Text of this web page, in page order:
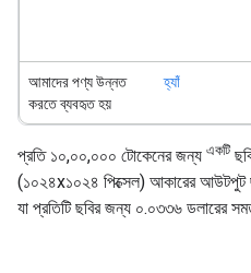
আমাদের পণ্য উন্নত
করতে ব্যবহৃত হয়
হ্যাঁ
প্রতি ১০,০০,০০০ টোকেনের জন্য একটি
(১০২৪x১০২৪ পিক্সেল) আকারের
যা প্রতিটি ছবির জন্য ০.০৩৩৬ ডলারের